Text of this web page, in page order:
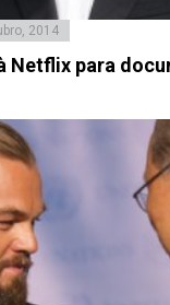
2014
Netflix para